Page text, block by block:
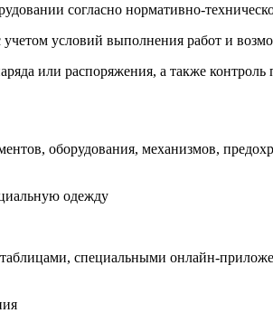
согласно нормативно-
условий выполнения работ и
или распоряжения, а также
оборудования, механизмов,
одежду
специальными онлайн-